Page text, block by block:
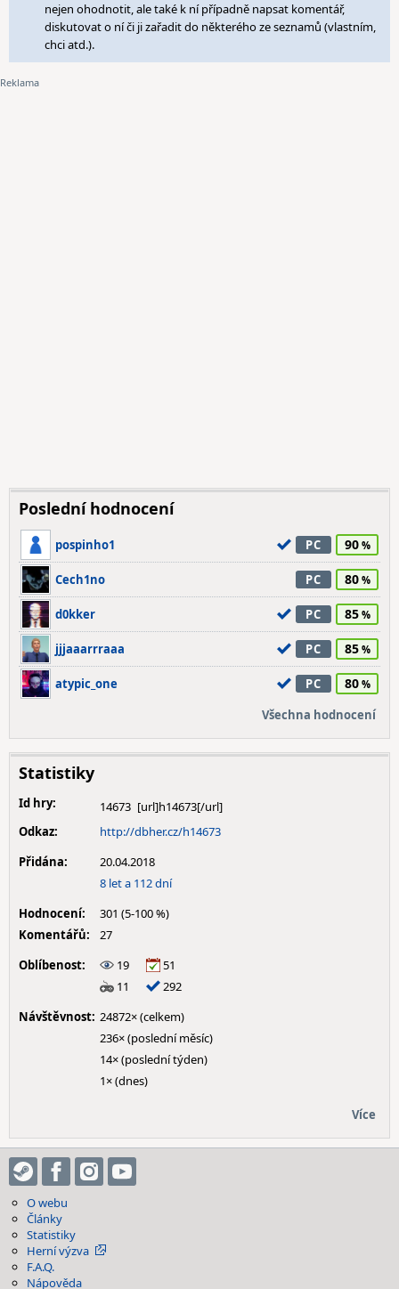
nejen ohodnotit, ale také k ní případně napsat komentář,
diskutovat o ní či ji zařadit do některého ze seznamů (vlastním,
chci atd.).
Poslední hodnocení
pospinho1 PC 90
Cech1no PC 80
d0kker PC 85
jjjaaarrraaa PC 85
atypic_one PC 80
Všechna hodnocení
Statistiky
Id hry:
14673
Odkaz:
http://dbher.cz/h14673
Přidána:
20.04.2018
8 let a 112 dní
Hodnocení:
301 (5-100 %)
Komentářů:
27
Oblíbenost:
19
51
11
292
Návštěvnost: 24872× (celkem)
236× (poslední měsíc)
14× (poslední týden)
1× (dnes)
Více
O webu
Články
Statistiky
Herní výzva
F.A.Q.
Nápověda